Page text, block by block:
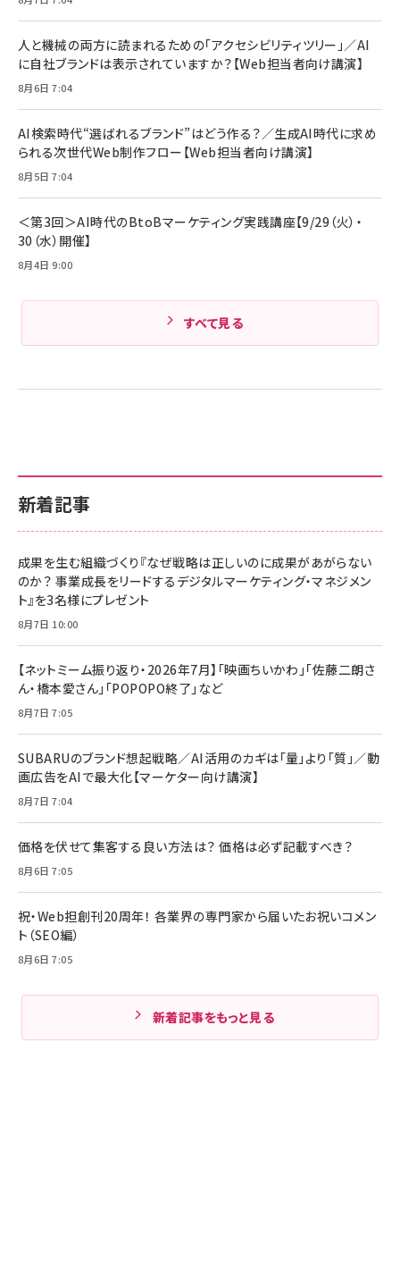
新着記事
成果を生む組織づくり『なぜ戦略は正しいのに成果があがらない
のか？ 事業成長をリードするデジタルマーケティング・マネジメン
ト』を3名様にプレゼント
8月7日 10:00
【ネットミーム振り返り・2026年7月】「映画ちいかわ」「佐藤二朗さ
ん・橋本愛さん」「POPOPO終了」など
8月7日 7:05
SUBARUのブランド想起戦略／AI活用のカギは「量」より「質」／動
画広告をAIで最大化【マーケター向け講演】
8月7日 7:04
価格を伏せて集客する良い方法は？ 価格は必ず記載すべき？
8月6日 7:05
祝・Web担創刊20周年！ 各業界の専門家から届いたお祝いコメン
ト（SEO編）
8月6日 7:05
新着記事をもっと見る
人と機械の両方に読まれるための「アクセシビリティツリー」／AI
に自社ブランドは表示されていますか？【Web担当者向け講演】
8月6日 7:04
AI検索時代“選ばれるブランド”はどう作る？／生成AI時代に求め
られる次世代Web制作フロー【Web担当者向け講演】
8月5日 7:04
＜第3回＞AI時代のBtoBマーケティング実践講座【9/29（火）・
30（水）開催】
8月4日 9:00
すべて見る